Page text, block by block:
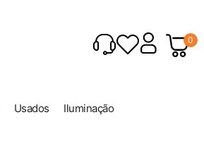
0
Usados Iluminação